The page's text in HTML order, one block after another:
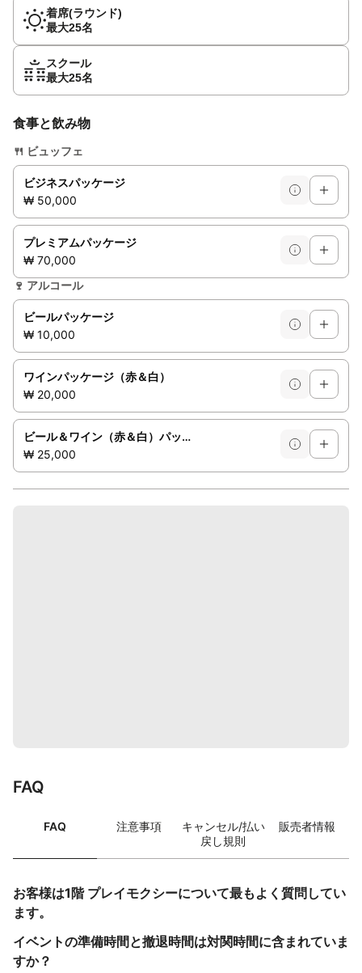
着席(ラウンド)
最大25名
スクール
最大25名
食事と飲み物
🍴 ビュッフェ
ビジネスパッケージ
₩ 50,000
プレミアムパッケージ
₩ 70,000
🍷 アルコール
ビールパッケージ
₩ 10,000
ワインパッケージ（赤＆白）
₩ 20,000
ビール＆ワイン（赤＆白）パッケージ
₩ 25,000
FAQ
FAQ 注意事項
キャンセル/払い
戻し規則
販売者情報
お客様は1階 プレイモクシーについて最もよく質問してい
ます。
イベントの準備時間と撤退時間は対関時間に含まれていま
すか？